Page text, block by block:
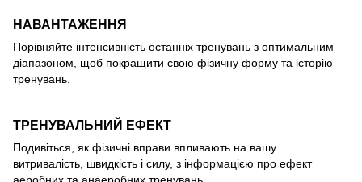
НАВАНТАЖЕННЯ
Порівняйте інтенсивність останніх тренувань з оптимальним
діапазоном, щоб покращити свою фізичну форму та історію
тренувань.
ТРЕНУВАЛЬНИЙ ЕФЕКТ
Подивіться, як фізичні вправи впливають на вашу
витривалість, швидкість і силу, з інформацією про ефект